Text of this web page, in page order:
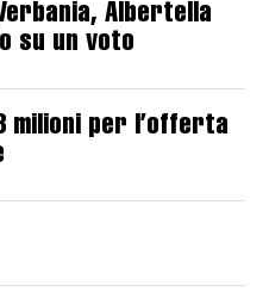
Albertella
su un voto
milioni per l’offerta